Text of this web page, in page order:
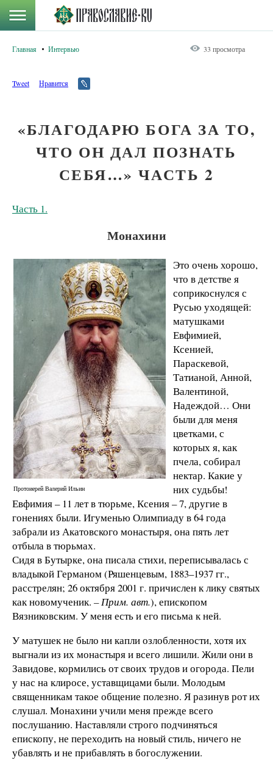
Главная Интервью 33 просмотра
Tweet Нравится
«БЛАГОДАРЮ БОГА ЗА ТО,
ЧТО ОН ДАЛ ПОЗНАТЬ
СЕБЯ…» ЧАСТЬ 2
Часть 1.
Монахини
Протоиерей Валерий Ильин
Это очень хорошо,
что в детстве я
соприкоснулся с
Русью уходящей:
матушками
Евфимией,
Ксенией,
Параскевой,
Татианой, Анной,
Валентиной,
Надеждой… Они
были для меня
цветками, с
которых я, как
пчела, собирал
нектар. Какие у
них судьбы!
Евфимия – 11 лет в тюрьме, Ксения – 7, другие в
гонениях были. Игуменью Олимпиаду в 64 года
забрали из Акатовского монастыря, она пять лет
отбыла в тюрьмах.
Сидя в Бутырке, она писала стихи, переписывалась с
владыкой Германом (Ряшенцевым, 1883–1937 гг.,
расстрелян; 26 октября 2001 г. причислен к лику святых
как новомученик. – Прим. авт.), епископом
Вязниковским. У меня есть и его письма к ней.
У матушек не было ни капли озлобленности, хотя их
выгнали из их монастыря и всего лишили. Жили они в
Завидове, кормились от своих трудов и огорода. Пели
у нас на клиросе, уставщицами были. Молодым
священникам такое общение полезно. Я разинув рот их
слушал. Монахини учили меня прежде всего
послушанию. Наставляли строго подчиняться
епископу, не переходить на новый стиль, ничего не
убавлять и не прибавлять в богослужении.